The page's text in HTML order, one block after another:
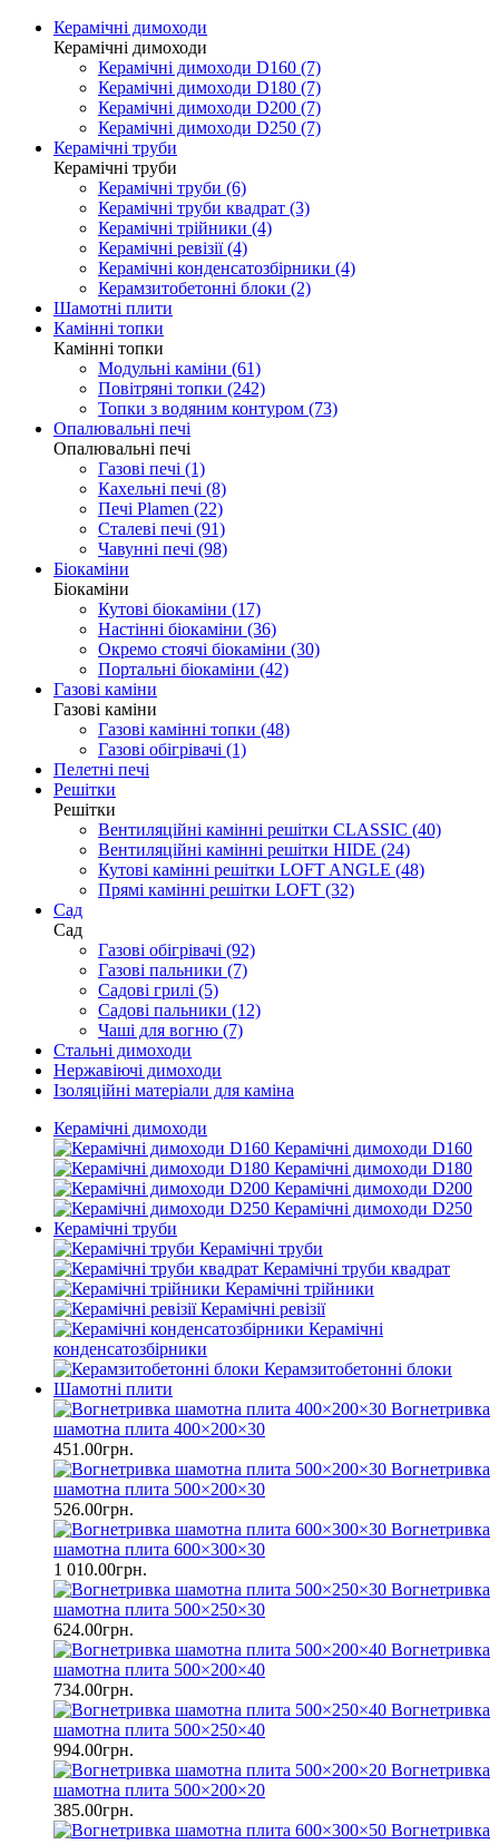
Керамічні димоходи
Керамічні димоходи
Керамічні димоходи D160 (7)
Керамічні димоходи D180 (7)
Керамічні димоходи D200 (7)
Керамічні димоходи D250 (7)
Керамічні труби
Керамічні труби
Керамічні труби (6)
Керамічні труби квадрат (3)
Керамічні трійники (4)
Керамічні ревізії (4)
Керамічні конденсатозбірники (4)
Керамзитобетонні блоки (2)
Шамотні плити
Камінні топки
Камінні топки
Модульні каміни (61)
Повітряні топки (242)
Топки з водяним контуром (73)
Опалювальні печі
Опалювальні печі
Газові печі (1)
Кахельні печі (8)
Печі Plamen (22)
Сталеві печі (91)
Чавунні печі (98)
Біокаміни
Біокаміни
Кутові біокаміни (17)
Настінні біокаміни (36)
Окремо стоячі біокаміни (30)
Портальні біокаміни (42)
Газові каміни
Газові каміни
Газові камінні топки (48)
Газові обігрівачі (1)
Пелетні печі
Решітки
Решітки
Вентиляційні камінні решітки CLASSIC (40)
Вентиляційні камінні решітки HIDE (24)
Кутові камінні решітки LOFT ANGLE (48)
Прямі камінні решітки LOFT (32)
Cад
Cад
Газові обігрівачі (92)
Газові пальники (7)
Садові грилі (5)
Садові пальники (12)
Чаші для вогню (7)
Стальні димоходи
Нержавіючі димоходи
Ізоляційні матеріали для каміна
Керамічні димоходи
Керамічні димоходи D160
Керамічні димоходи D180
Керамічні димоходи D200
Керамічні димоходи D250
Керамічні труби
Керамічні труби
Керамічні труби квадрат
Керамічні трійники
Керамічні ревізії
Керамічні
конденсатозбірники
Керамзитобетонні блоки
Шамотні плити
Вогнетривка
шамотна плита 400×200×30
451.00грн.
Вогнетривка
шамотна плита 500×200×30
526.00грн.
Вогнетривка
шамотна плита 600×300×30
1 010.00грн.
Вогнетривка
шамотна плита 500×250×30
624.00грн.
Вогнетривка
шамотна плита 500×200×40
734.00грн.
Вогнетривка
шамотна плита 500×250×40
994.00грн.
Вогнетривка
шамотна плита 500×200×20
385.00грн.
Вогнетривка